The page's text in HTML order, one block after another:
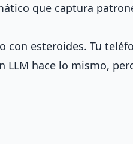
que captura
con esteroides. Tu
LLM hace lo mismo,